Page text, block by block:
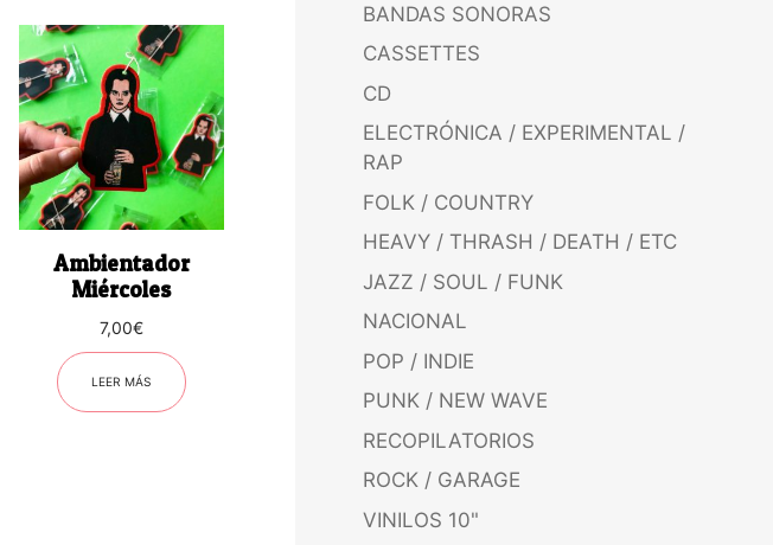
Ambientador
Miércoles
7,00€
LEER MÁS
BANDAS SONORAS
CASSETTES
CD
ELECTRÓNICA / EXPERIMENTAL /
RAP
FOLK / COUNTRY
HEAVY / THRASH / DEATH / ETC
JAZZ / SOUL / FUNK
NACIONAL
POP / INDIE
PUNK / NEW WAVE
RECOPILATORIOS
ROCK / GARAGE
VINILOS 10"